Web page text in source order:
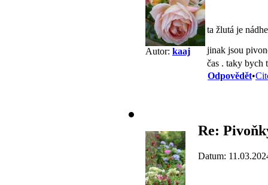
Autor: kaaj
ta žlutá je
jinak jsou
čas . taky bych
Odpovědět•
Re:
Datum: